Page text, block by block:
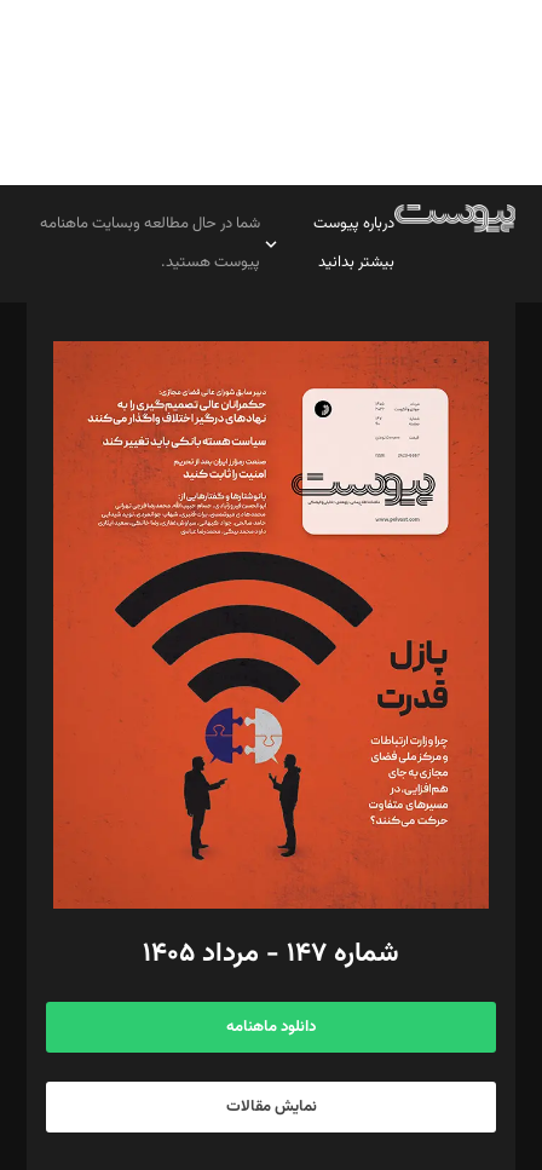
درباره پیوست
بیشتر بدانید
شما در حال مطالعه وبسایت ماهنامه
پیوست هستید.
مدیر مسئول: محمدباقر اثنی‌عشری
سردبیر: مهرک محمودی
دبیر تحریریه: میثم قاسمی
د‌بیر ناداستان: سمانه سمیع
د‌بیر خدمت و تجارت: ابوالفضل رجبی
د‌بیر حقوق فناوری: حسام‌الدین ایپکچی
د‌بیر پیوست جهان: مینا پاکدل
د‌بیر تحریریه آنلاین: بابک نقاش
تحریریه‌: مجتبی محمود‌ی، آرش برهمند، یسنا امان‌پور، سروش کرمیان،
مصطفی مسجدی آرانی، ابوالفضل رجبی، زهرا فکرانه، فائزه فتحی
رستمی،مصطفی باستان
ویرایش: نگار استاد‌‌آقا
طراح یونیفرم: مجید توکلی
فیلمبرداری و عکاسی: امیر شفیعی، مانی لطفی زاده
گرافیک و صفحه‌آرایی: سید‌سبحان‌علی ثابت
مد‌یر توسعه تجاری: کامبیز برید‌
امور مالی: شاپور رهبری، محمد‌ کاظمی‌نیا
آگهی و مشترکین: ۰۹۱۹۹۹۹۰۴۵۴
شماره ۱۴۷ - مرداد ۱۴۰۵
دانلود ماهنامه
نمایش مقالات